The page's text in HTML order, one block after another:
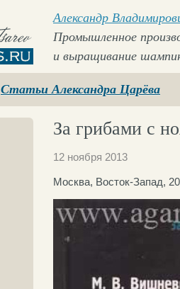
Александр
Промышленное
и выращивание
Статьи Александра Царёва
За грибами с
12 ноября 2013
Москва, Восток-Запад,